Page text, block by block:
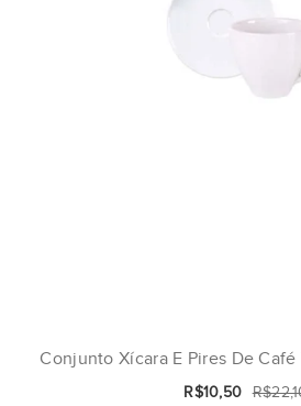
Conjunto Xícara E Pires De
R$10,50